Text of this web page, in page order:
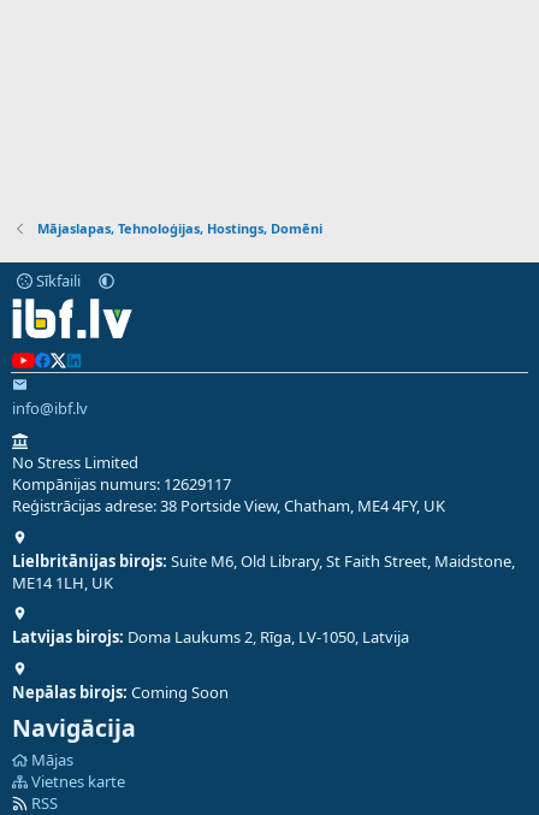
Mājaslapas, Tehnoloģijas, Hostings, Domēni
Sīkfaili
info@ibf.lv
No Stress Limited
Kompānijas numurs: 12629117
Reģistrācijas adrese: 38 Portside View, Chatham, ME4 4FY, UK
Lielbritānijas birojs: Suite M6, Old Library, St Faith Street, Maidstone,
ME14 1LH, UK
Latvijas birojs: Doma Laukums 2, Rīga, LV-1050, Latvija
Nepālas birojs: Coming Soon
Navigācija
Mājas
Vietnes karte
RSS